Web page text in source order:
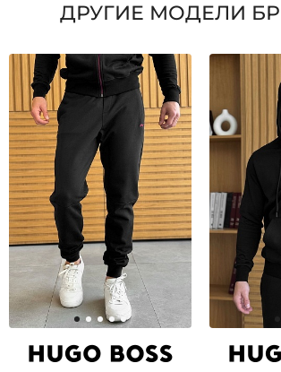
ДРУГИЕ МОДЕЛИ